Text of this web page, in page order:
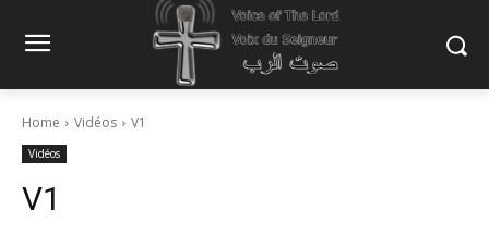
Home Vidéos V1
Vidéos
V1